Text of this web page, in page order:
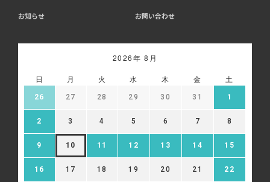
お知らせ お問い合わせ
2026年 8月
日 月 火 水 木 金 土
26 27 28 29 30 31 1
2 3 4 5 6 7 8
9 10 11 12 13 14 15
16 17 18 19 20 21 22